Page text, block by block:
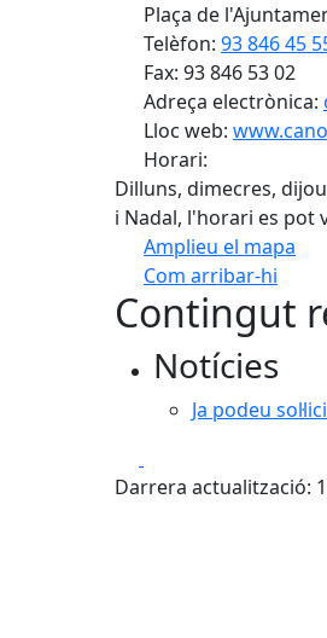
Plaça de
Telèfon: 93 846 45
Fax: 93 846 53 02
Adreça electrònica:
Lloc web:
Horari:
Dilluns, dimecres,
i Nadal, l'horari es pot
Amplieu el mapa
Com arribar-hi
+
Contingut
Notícies
Ja podeu
Darrera actualització: